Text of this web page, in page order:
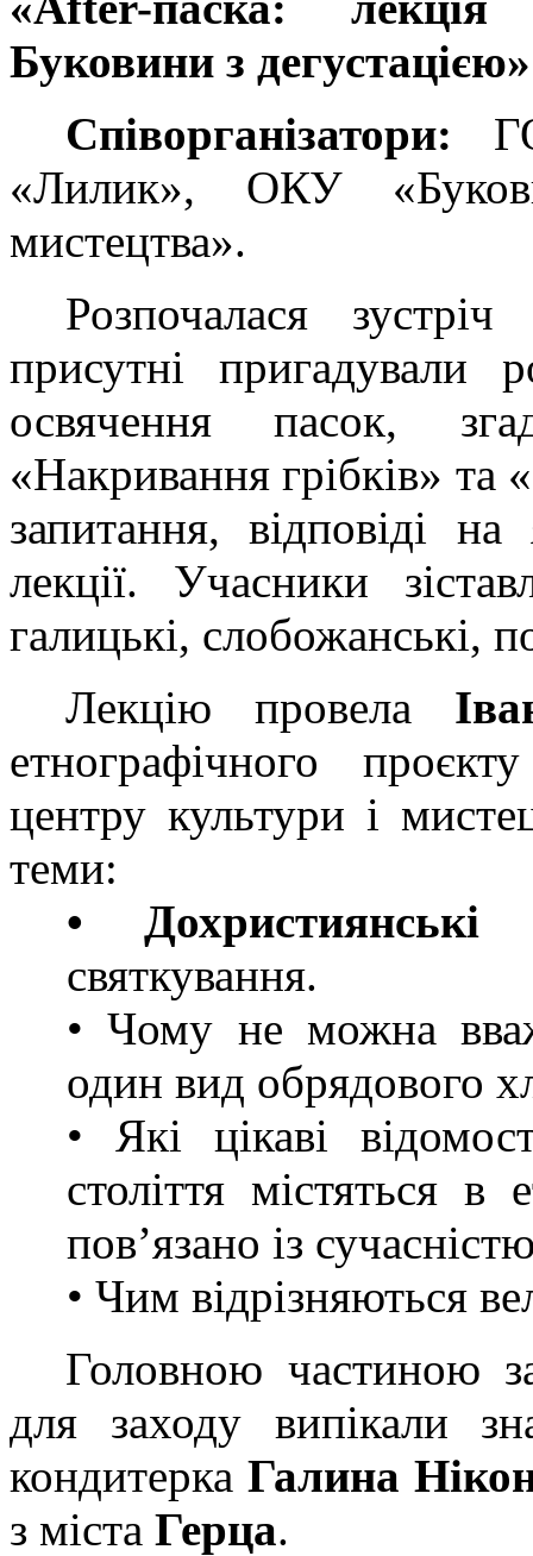
Буковини з дегустацією»
Співорганізатори:
«Лилик», ОКУ
мистецтва».
Розпочалася
присутні пригадували
освячення пасок,
«Накривання грібків» та
запитання, відповіді
лекції. Учасники
галицькі, слобожанські,
Лекцію провела
етнографічного
центру культури і
теми:
• Дохристиянські
святкування.
• Чому не можна
один вид обрядового
• Які цікаві
століття містяться
пов’язано із
• Чим відрізняються
Головною частиною
для заходу випікали
кондитерка Галина
з міста Герца.